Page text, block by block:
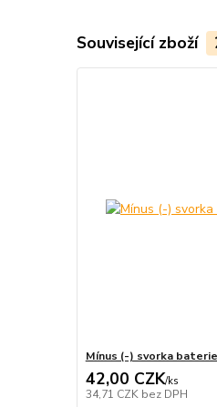
Související zboží
Mínus (-) svorka
42,00 CZK/ks
34,71 CZK bez DPH